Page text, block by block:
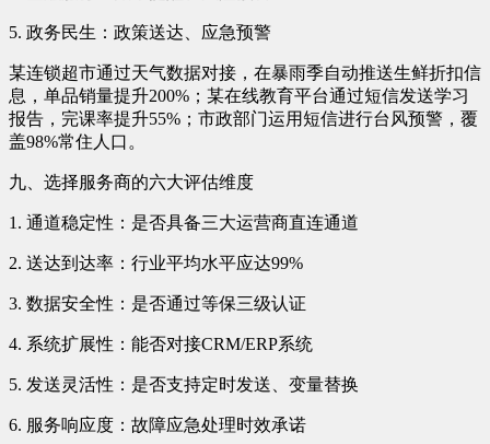
5. 政务民生：政策送达、应急预警
某连锁超市通过天气数据对接，在暴雨季自动推送生鲜折扣信
息，单品销量提升200%；某在线教育平台通过短信发送学习
报告，完课率提升55%；市政部门运用短信进行台风预警，覆
盖98%常住人口。
九、选择服务商的六大评估维度
1. 通道稳定性：是否具备三大运营商直连通道
2. 送达到达率：行业平均水平应达99%
3. 数据安全性：是否通过等保三级认证
4. 系统扩展性：能否对接CRM/ERP系统
5. 发送灵活性：是否支持定时发送、变量替换
6. 服务响应度：故障应急处理时效承诺